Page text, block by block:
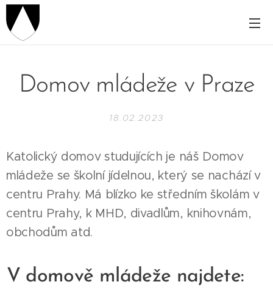
Domov mládeže v Praze
18.02.2023
Katolický domov studujících je náš Domov
mládeže se školní jídelnou, který se nachází v
centru Prahy. Má blízko ke středním školám v
centru Prahy, k MHD, divadlům, knihovnám,
obchodům atd.
V domově mládeže najdete: